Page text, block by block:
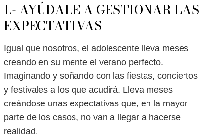
1.- AYÚDALE A GESTIONAR LAS
EXPECTATIVAS
Igual que nosotros, el adolescente lleva meses
creando en su mente el verano perfecto.
Imaginando y soñando con las fiestas, conciertos
y festivales a los que acudirá. Lleva meses
creándose unas expectativas que, en la mayor
parte de los casos, no van a llegar a hacerse
realidad.